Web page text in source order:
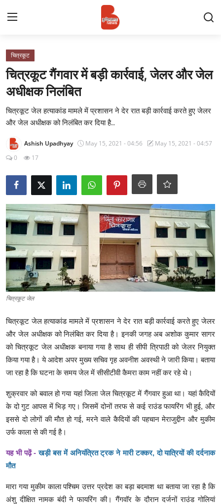
Contact
प्रमुख ख़बर
राज्य
बुन्देलखण्ड
वीडियो
क्राइम
स्पोर्ट्स
मनोरंजन
गैलरी
चित्रकूट
चित्रकूट गैंगवार में बड़ी कार्रवाई, जेलर और जेल
अधीक्षक निलंबित
चित्रकूट जेल हत्याकांड मामले में प्रशासन ने देर रात बड़ी कार्रवाई करते हुए जेलर
और जेल अधीक्षक को निलंबित कर दिया है..
Ashish Upadhyay May 15, 2021 - 04:56
May 15, 2021 - 04:57
0
17
चित्रकूट जेल
चित्रकूट जेल हत्याकांड मामले में प्रशासन ने देर रात बड़ी कार्रवाई करते हुए जेलर
और जेल अधीक्षक को निलंबित कर दिया है। इनकी जगह अब अशोक कुमार सागर
को चित्रकूट जेल अधीक्षक बनाया गया है साथ ही सीपी त्रिपाठी को जेलर नियुक्त
किया गया है। ये आदेश अपर मुख्य सचिव गृह अवनीश अवस्थी ने जारी किया। बताया
जा रहा है कि घटना के समय जेल में सीसीटीवी कैमरा काम नहीं कर रहे थे।
शुक्रवार को बवाल हो गया यहां जिला जेल चित्रकूट में गैंगवार हुआ था। यहां कैदियों
के दो गुट आपस में भिड़ गए। जिसमें दोनों तरफ से कई राउंड फायरिंग भी हुई, और
इससे दो लोगों की मौत हो गई, मरने वाले कैदियों की पहचान मेराजुद्दीन और मुकीम
उर्फ काला से की गई है।
यह भीपढ़ें - खड़ी बस में अनियंत्रित ट्रक ने मारी टक्कर, दो यात्रियों की दर्दनाक
मौत
मारा गया मुकीम काला पश्चिम उत्तर प्रदेश का बड़ा बदमाश था बताया जा रहा है कि
अंशु दीक्षित नामक बंदी ने फायरिंग की। गैंगवॉर के दौरान दर्जनों राउंड गोलियां